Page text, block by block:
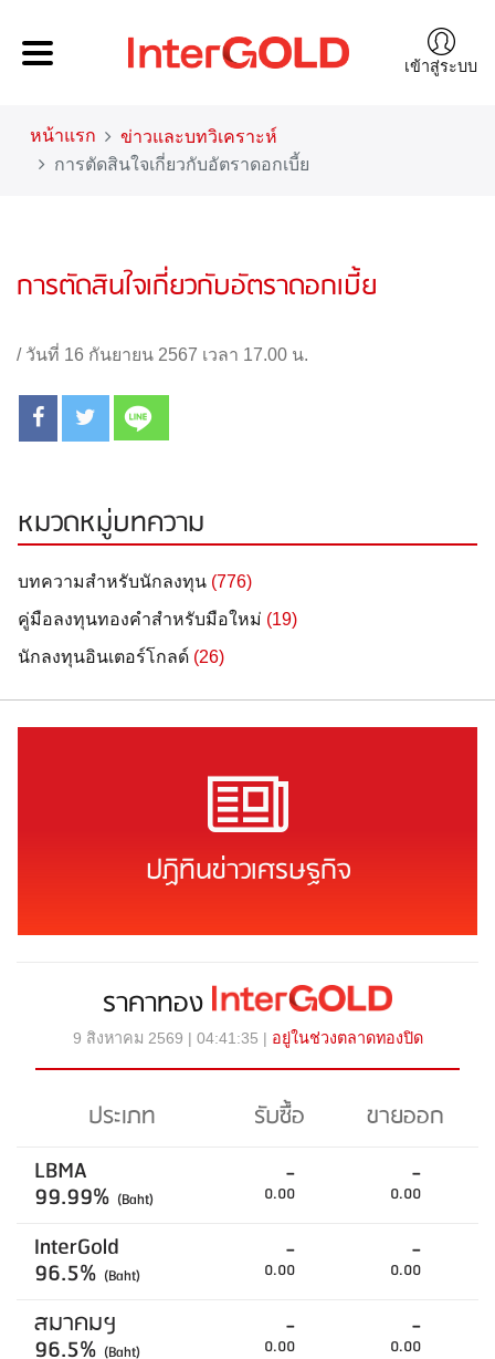
เข้าสู่ระบบ
หน้าแรก
ข่าวและบทวิเคราะห์
การตัดสินใจเกี่ยวกับอัตราดอกเบี้ย
การตัดสินใจเกี่ยวกับอัตราดอกเบี้ย
/ วันที่ 16 กันยายน 2567 เวลา 17.00 น.
หมวดหมู่บทความ
บทความสำหรับนักลงทุน (776)
คู่มือลงทุนทองคำสำหรับมือใหม่ (19)
นักลงทุนอินเตอร์โกลด์ (26)
ปฏิทินข่าวเศรษฐกิจ
ราคาทอง
9 สิงหาคม 2569 | 04:41:35 | อยู่ในช่วงตลาดทองปิด
ประเภท รับซื้อ
ขายออก
LBMA
99.99% (Baht)
-
0.00
-
0.00
InterGold
96.5% (Baht)
-
0.00
-
0.00
สมาคมฯ
96.5% (Baht)
-
0.00
-
0.00